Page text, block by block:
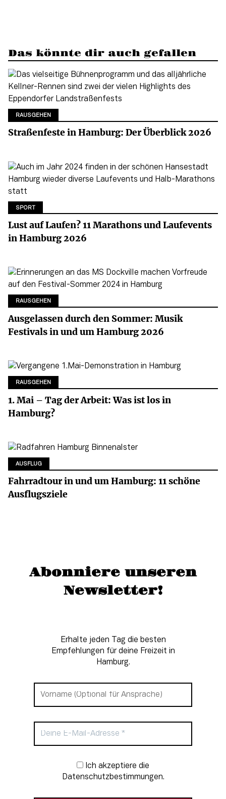
Das könnte dir auch gefallen
RAUSGEHEN
Straßenfeste in Hamburg: Der Überblick 2026
SPORT
Lust auf Laufen? 11 Marathons und Laufevents
in Hamburg 2026
RAUSGEHEN
Ausgelassen durch den Sommer: Musik
Festivals in und um Hamburg 2026
RAUSGEHEN
1. Mai – Tag der Arbeit: Was ist los in
Hamburg?
AUSFLUG
Fahrradtour in und um Hamburg: 11 schöne
Ausflugsziele
Abonniere unseren
Newsletter!
Erhalte jeden Tag die besten
Empfehlungen für deine Freizeit in
Hamburg.
Newsletter-Anmeldung
Datenschutzbestimmungen.